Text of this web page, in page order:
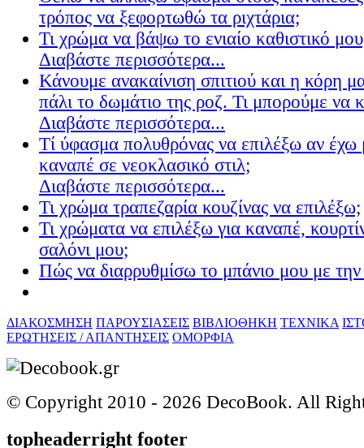
τρόπος να ξεφορτωθώ τα ριχτάρια;
Τι χρώμα να βάψω το ενιαίο καθιστικό
Διαβάστε περισσότερα...
Κάνουμε ανακαίνιση σπιτιού και η κόρη
πάλι το δωμάτιο της ροζ. Τι μπορούμε να
Διαβάστε περισσότερα...
Τί ύφασμα πολυθρόνας να επιλέξω αν έχω
καναπέ σε νεοκλασικό στιλ;
Διαβάστε περισσότερα...
Τι χρώμα τραπεζαρία κουζίνας να επιλέξω;
Τι χρώματα να επιλέξω για καναπέ,
σαλόνι μου;
Πώς να διαρρυθμίσω το μπάνιο μου με την
ΔΙΑΚΟΣΜΗΣΗ ΠΑΡΟΥΣΙΑΣΕΙΣ ΒΙΒΛΙΟΘΗΚΗ ΤΕΧΝΙΚΑ
ΕΡΩΤΗΣΕΙΣ / ΑΠΑΝΤΗΣΕΙΣ ΟΜΟΡΦΙΑ
© Copyright 2010 - 2026 DecoBook. All
topheaderright footer